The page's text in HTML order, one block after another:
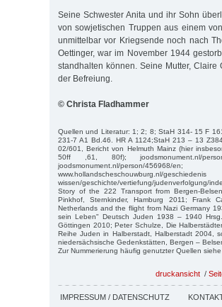
Seine Schwester Anita und ihr Sohn
von sowjetischen Truppen aus einem
unmittelbar vor Kriegsende noch nach
Oettinger, war im November 1944
standhalten können. Seine Mutter,
der Befreiung.
© Christa Fladhammer
Quellen und Literatur: 1; 2; 8; StaH 314- 15 F
231-7 A1 Bd.46. HR A 1124;StaH 213 – 13
02/601, Bericht von Helmuth Mainz (hier
50ff ,61, 80f); joodsmonument.nl/person/
joodsmonument.nl/person/
www.hollandscheschouwburg.nl/
wissen/geschichte/vertiefung/judenverfolgung/
Story of the 222 Transport from Bergen-
Pinkhof, Sternkinder, Hamburg 2011; Frank
Netherlands and the flight from Nazi Germany
sein Leben" Deutsch Juden 1938 – 1940
Göttingen 2010; Peter Schulze, Die
Reihe Juden in Halberstadt, Halberstadt 2004,
niedersächsische Gedenkstätten, Bergen –
Zur Nummerierung häufig genutzter Quellen
druckansicht /
IMPRESSUM / DATENSCHUTZ